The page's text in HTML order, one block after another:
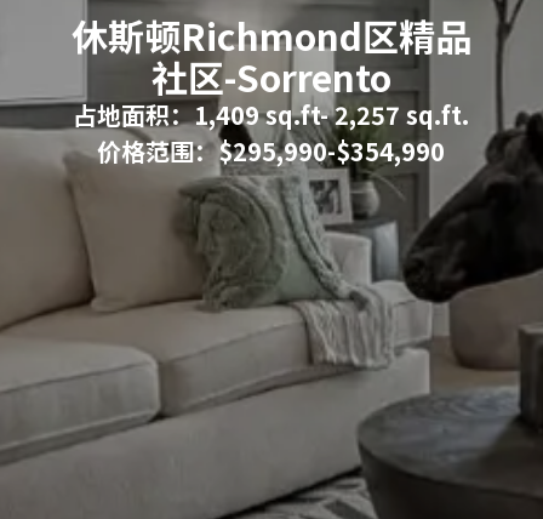
休斯顿Richmond区精品
社区-Sorrento
占地面积：1,409 sq.ft- 2,257 sq.ft.
价格范围：$295,990-$354,990